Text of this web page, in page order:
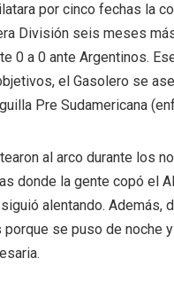
por cinco fechas la
División seis meses
0 a 0 ante Argentinos.
el Gasolero se
Pre Sudamericana
al arco durante los
donde la gente copó el
alentando. Además,
se puso de noche